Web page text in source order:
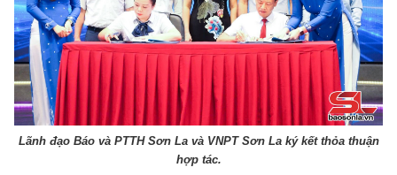
Lãnh đạo Báo và PTTH Sơn La và VNPT Sơn La ký kết thỏa thuận
hợp tác.